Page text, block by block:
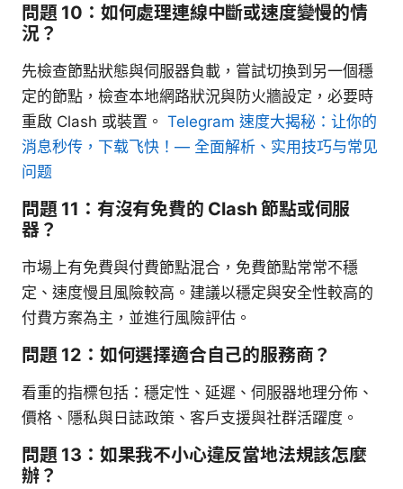
問題 10：如何處理連線中斷或速度變慢的情
況？
先檢查節點狀態與伺服器負載，嘗試切換到另一個穩
定的節點，檢查本地網路狀況與防火牆設定，必要時
重啟 Clash 或裝置。 Telegram 速度大揭秘：让你的
消息秒传，下载飞快！— 全面解析、实用技巧与常见
问题
問題 11：有沒有免費的 Clash 節點或伺服
器？
市場上有免費與付費節點混合，免費節點常常不穩
定、速度慢且風險較高。建議以穩定與安全性較高的
付費方案為主，並進行風險評估。
問題 12：如何選擇適合自己的服務商？
看重的指標包括：穩定性、延遲、伺服器地理分佈、
價格、隱私與日誌政策、客戶支援與社群活躍度。
問題 13：如果我不小心違反當地法規該怎麼
辦？